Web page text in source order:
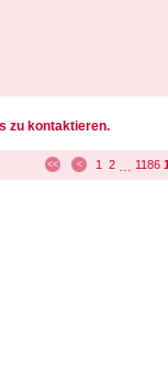
zu kontaktieren.
<< < 1 2 … 1186